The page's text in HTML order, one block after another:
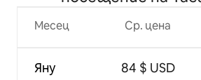
Месец
Яну
Ср. цена
84 $ USD